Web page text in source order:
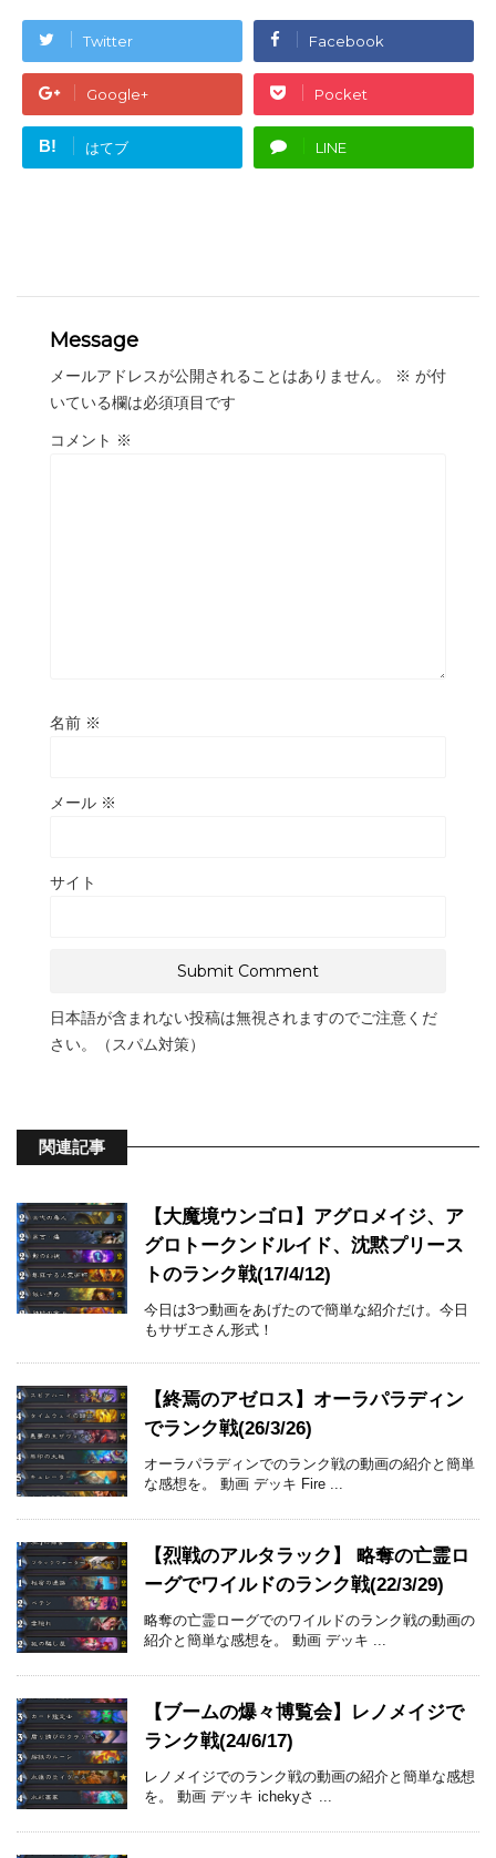
Twitter Facebook
Google+ Pocket
B! はてブ LINE
Message
メールアドレスが公開されることはありません。 ※ が付
いている欄は必須項目です
コメント ※
名前 ※
メール ※
サイト
日本語が含まれない投稿は無視されますのでご注意くだ
さい。（スパム対策）
関連記事
【大魔境ウンゴロ】アグロメイジ、ア
グロトークンドルイド、沈黙プリース
トのランク戦(17/4/12)
今日は3つ動画をあげたので簡単な紹介だけ。今日
もサザエさん形式！
【終焉のアゼロス】オーラパラディン
でランク戦(26/3/26)
オーラパラディンでのランク戦の動画の紹介と簡単
な感想を。 動画 デッキ Fire ...
【烈戦のアルタラック】 略奪の亡霊ロ
ーグでワイルドのランク戦(22/3/29)
略奪の亡霊ローグでのワイルドのランク戦の動画の
紹介と簡単な感想を。 動画 デッキ ...
【ブームの爆々博覧会】レノメイジで
ランク戦(24/6/17)
レノメイジでのランク戦の動画の紹介と簡単な感想
を。 動画 デッキ ichekyさ ...